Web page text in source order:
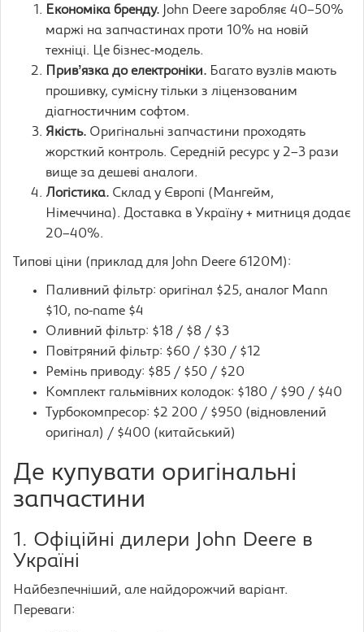
Економіка бренду. John Deere заробляє 40–50%
маржі на запчастинах проти 10% на новій
техніці. Це бізнес-модель.
Привʼязка до електроніки. Багато вузлів мають
прошивку, сумісну тільки з ліцензованим
діагностичним софтом.
Якість. Оригінальні запчастини проходять
жорсткий контроль. Середній ресурс у 2–3 рази
вище за дешеві аналоги.
Логістика. Склад у Європі (Мангейм,
Німеччина). Доставка в Україну + митниця додає
20–40%.
Типові ціни (приклад для John Deere 6120M):
Паливний фільтр: оригінал $25, аналог Mann
$10, no-name $4
Оливний фільтр: $18 / $8 / $3
Повітряний фільтр: $60 / $30 / $12
Ремінь приводу: $85 / $50 / $20
Комплект гальмівних колодок: $180 / $90 / $40
Турбокомпресор: $2 200 / $950 (відновлений
оригінал) / $400 (китайський)
Де купувати оригінальні
запчастини
1. Офіційні дилери John Deere в
Україні
Найбезпечніший, але найдорожчий варіант.
Переваги: